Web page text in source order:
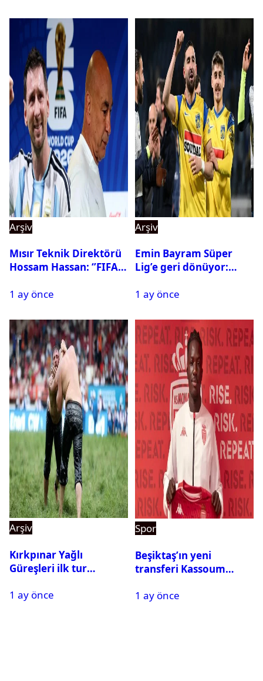
Arşiv
Mısır Teknik Direktörü
Hossam Hassan: ‘’FIFA,
istemiyor’’
1 ay önce
Arşiv
Emin Bayram Süper
Lig’e geri dönüyor:
1 ay önce
Arşiv
Kırkpınar Yağlı
Güreşleri ilk tur
2. tura geçen
1 ay önce
Spor
Beşiktaş’ın yeni
transferi Kassoum
gelecek? Resmi
1 ay önce